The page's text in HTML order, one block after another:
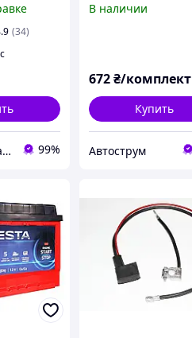
(+
(34)
АкбШина - качественные товары 99%
литыми клеммами
В наличии
672 ₴/комплект
Купить
Автострум